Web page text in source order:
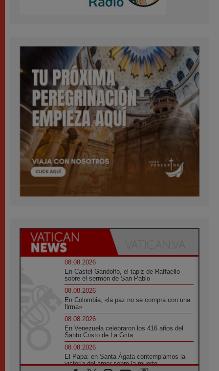
08.08.2026
En Castel Gandolfo, el tapiz de Raffaello
sobre el sermón de San Pablo
08.08.2026
En Colombia, «la paz no se compra con una
firma»
08.08.2026
En Venezuela celebraron los 416 años del
Santo Cristo de La Grita
08.08.2026
El Papa: en Santa Ágata contemplamos la
victoria del amor sobre la muerte